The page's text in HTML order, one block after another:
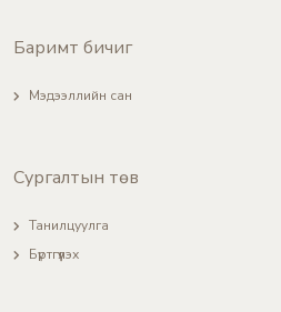
Баримт бичиг
Мэдээллийн сан
Сургалтын төв
Танилцуулга
Бүртгүүлэх